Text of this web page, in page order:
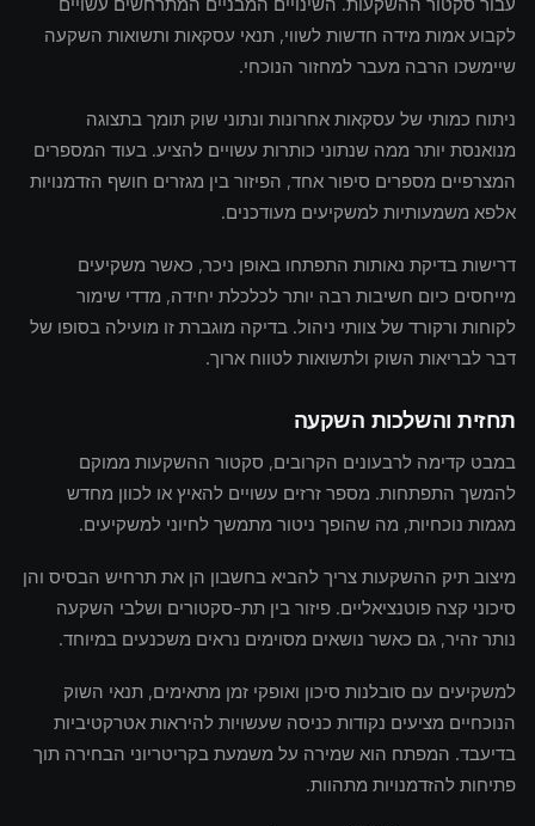
עבור סקטור ההשקעות. השינויים המבניים המתרחשים עשויים
לקבוע אמות מידה חדשות לשווי, תנאי עסקאות ותשואות השקעה
שיימשכו הרבה מעבר למחזור הנוכחי.
ניתוח כמותי של עסקאות אחרונות ונתוני שוק תומך בתצוגה
מנואנסת יותר ממה שנתוני כותרות עשויים להציע. בעוד המספרים
המצרפיים מספרים סיפור אחד, הפיזור בין מגזרים חושף הזדמנויות
אלפא משמעותיות למשקיעים מעודכנים.
דרישות בדיקת נאותות התפתחו באופן ניכר, כאשר משקיעים
מייחסים כיום חשיבות רבה יותר לכלכלת יחידה, מדדי שימור
לקוחות ורקורד של צוותי ניהול. בדיקה מוגברת זו מועילה בסופו של
דבר לבריאות השוק ולתשואות לטווח ארוך.
תחזית והשלכות השקעה
במבט קדימה לרבעונים הקרובים, סקטור ההשקעות ממוקם
להמשך התפתחות. מספר זרזים עשויים להאיץ או לכוון מחדש
מגמות נוכחיות, מה שהופך ניטור מתמשך לחיוני למשקיעים.
מיצוב תיק ההשקעות צריך להביא בחשבון הן את תרחיש הבסיס והן
סיכוני קצה פוטנציאליים. פיזור בין תת-סקטורים ושלבי השקעה
נותר זהיר, גם כאשר נושאים מסוימים נראים משכנעים במיוחד.
למשקיעים עם סובלנות סיכון ואופקי זמן מתאימים, תנאי השוק
הנוכחיים מציעים נקודות כניסה שעשויות להיראות אטרקטיביות
בדיעבד. המפתח הוא שמירה על משמעת בקריטריוני הבחירה תוך
פתיחות להזדמנויות מתהוות.